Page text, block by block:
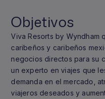
Objetivos
Viva Resorts by Wyndham
caribeños y caribeños
negocios directos para su
un experto en viajes que
demanda en el mercado,
viajeros deseados y